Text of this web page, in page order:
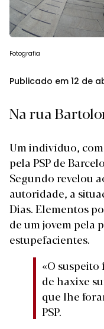
Fotografia
Publicado em 12 de
Na rua
Um indivíduo,
pela PSP de
Segundo revelou
autoridade, a
Dias. Elementos
de um jovem pela
estupefacientes.
«O
de haxixe
que lhe
PSP.